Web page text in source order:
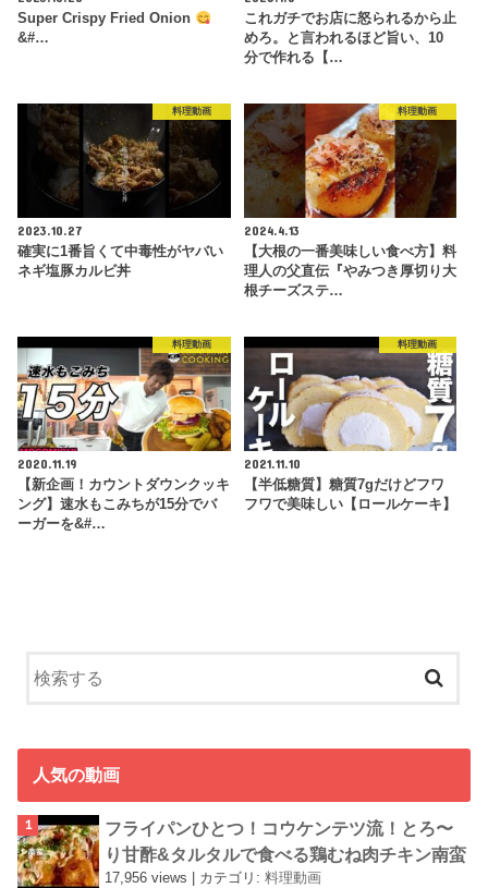
Super Crispy Fried Onion
&#…
これガチでお店に怒られるから止
めろ。と言われるほど旨い、10
分で作れる【…
料理動画
2023.10.27
確実に1番旨くて中毒性がヤバい
ネギ塩豚カルビ丼
料理動画
2024.4.13
【大根の一番美味しい食べ方】料
理人の父直伝『やみつき厚切り大
根チーズステ…
料理動画
2020.11.19
【新企画！カウントダウンクッキ
ング】速水もこみちが15分でバ
ーガーを&#…
料理動画
2021.11.10
【半低糖質】糖質7gだけどフワ
フワで美味しい【ロールケーキ】
人気の動画
フライパンひとつ！コウケンテツ流！とろ〜
り甘酢&タルタルで食べる鶏むね肉チキン南蛮
17,956 views カテゴリ:料理動画